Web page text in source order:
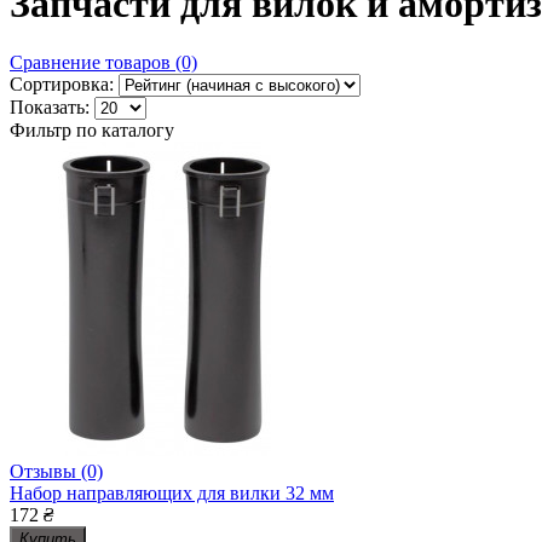
Сравнение товаров (0)
Сортировка:
Показать:
Фильтр по каталогу
Отзывы (0)
Набор направляющих для вилки 32 мм
172 ₴